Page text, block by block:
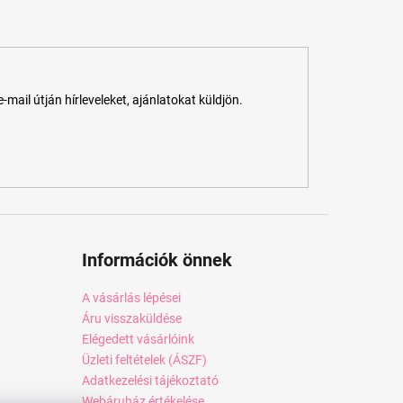
mail útján hírleveleket, ajánlatokat küldjön.
Információk önnek
A vásárlás lépései
Áru visszaküldése
Elégedett vásárlóink
Üzleti feltételek (ÁSZF)
Adatkezelési tájékoztató